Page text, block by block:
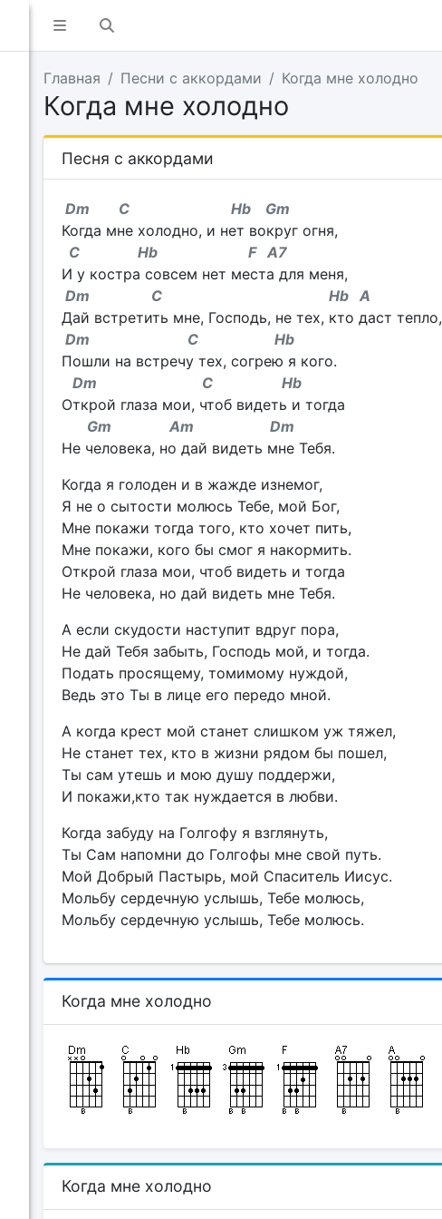
Главная Песни с аккордами Когда мне холодно
Когда мне холодно
Песня с аккордами
Dm C Hb Gm
Когда мне холодно, и нет вокруг огня,
C Hb F A7
И у костра совсем нет места для меня,
Dm C Hb A
Дай встретить мне, Господь, не тех, кто даст тепло,
Dm C Hb
Пошли на встречу тех, согрею я кого.
Dm C Hb
Открой глаза мои, чтоб видеть и тогда
Gm Am Dm
Не человека, но дай видеть мне Тебя.
Когда я голоден и в жажде изнемог,
Я не о сытости молюсь Тебе, мой Бог,
Мне покажи тогда того, кто хочет пить,
Мне покажи, кого бы смог я накормить.
Открой глаза мои, чтоб видеть и тогда
Не человека, но дай видеть мне Тебя.
А если скудости наступит вдруг пора,
Не дай Тебя забыть, Господь мой, и тогда.
Подать просящему, томимому нуждой,
Ведь это Ты в лице его передо мной.
А когда крест мой станет слишком уж тяжел,
Не станет тех, кто в жизни рядом бы пошел,
Ты сам утешь и мою душу поддержи,
И покажи,кто так нуждается в любви.
Когда забуду на Голгофу я взглянуть,
Ты Сам напомни до Голгофы мне свой путь.
Мой Добрый Пастырь, мой Спаситель Иисус.
Мольбу сердечную услышь, Тебе молюсь,
Мольбу сердечную услышь, Тебе молюсь.
Когда мне холодно
Когда мне холодно